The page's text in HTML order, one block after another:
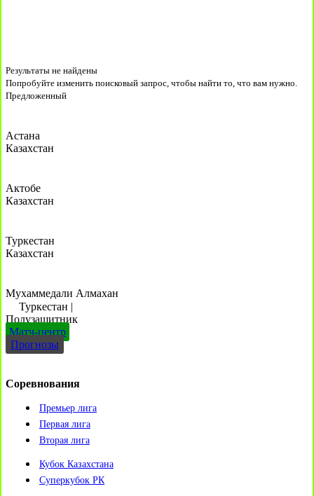
Результаты не найдены
Попробуйте изменить поисковый запрос, чтобы найти то, что вам нужно.
Предложенный
Астана
Казахстан
Актобе
Казахстан
Туркестан
Казахстан
Мухаммедали Алмахан
Туркестан |
Полузащитник
Матч-центр
Прогнозы
Соревнования
Премьер лига
Первая лига
Вторая лига
Кубок Казахстана
Суперкубок РК